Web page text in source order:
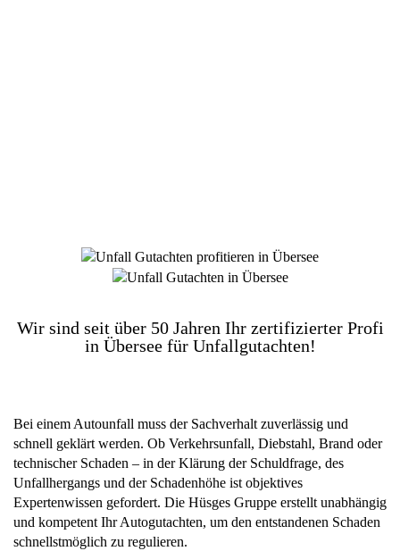
Wir sind seit über 50 Jahren Ihr zertifizierter Profi
in Übersee für Unfallgutachten!
Bei einem Autounfall muss der Sachverhalt zuverlässig und
schnell geklärt werden. Ob Verkehrsunfall, Diebstahl, Brand oder
technischer Schaden – in der Klärung der Schuldfrage, des
Unfallhergangs und der Schadenhöhe ist objektives
Expertenwissen gefordert. Die Hüsges Gruppe erstellt unabhängig
und kompetent Ihr Autogutachten, um den entstandenen Schaden
schnellstmöglich zu regulieren.